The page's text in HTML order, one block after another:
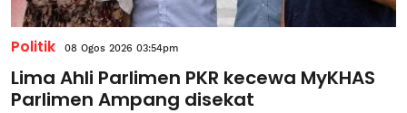
Politik 08 Ogos 2026 03:54pm
Lima Ahli Parlimen PKR kecewa MyKHAS
Parlimen Ampang disekat